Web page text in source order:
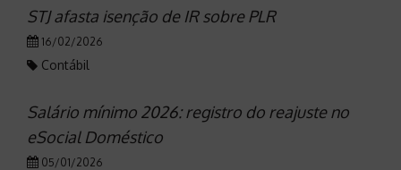
STJ afasta isenção de IR sobre PLR
16/02/2026
Contábil
Salário mínimo 2026: registro do reajuste no
eSocial Doméstico
05/01/2026